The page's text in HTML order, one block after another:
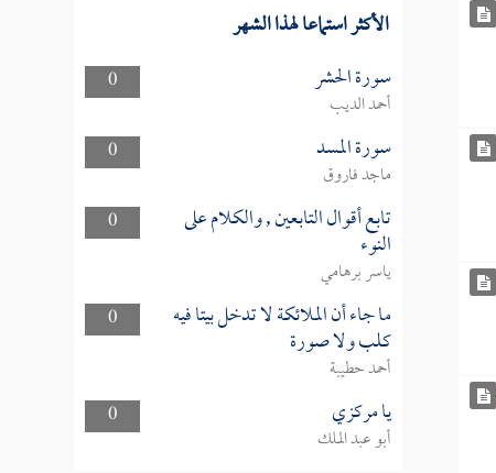
الأكثر استماعا لهذا الشهر
0 سورة الحشر
أحمد الديب
0
سورة المسد
ماجد فاروق
0
تابع أقوال التابعين , والكلام على
النوء
ياسر برهامي
0
ما جاء أن الملائكة لا تدخل بيتا فيه
كلب ولا صورة
أحمد حطيبة
0
يا مركزي
أبو عبد الملك